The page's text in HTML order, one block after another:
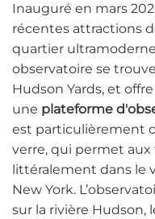
Inauguré en mars
récentes attractions
quartier
observatoire se
Hudson Yards, et
une plateforme
est particulièrement
verre, qui permet
littéralement dans le
New York.
sur la rivière Hudson,